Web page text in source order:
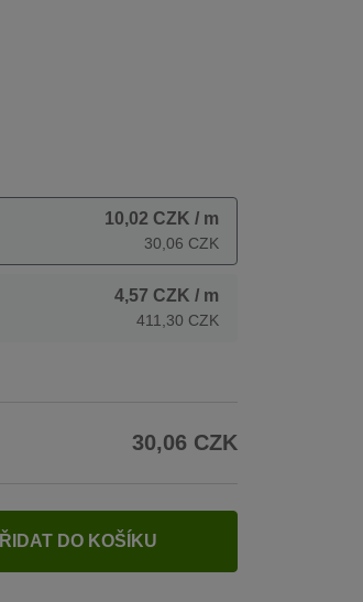
10,02 CZK / m
30,06 CZK
4,57 CZK / m
411,30 CZK
30,06 CZK
DO KOŠÍKU